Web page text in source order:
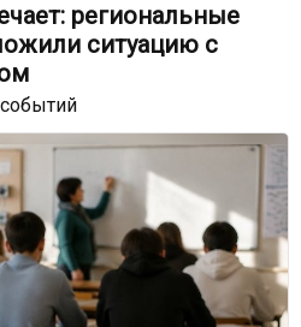
региональные
ситуацию с